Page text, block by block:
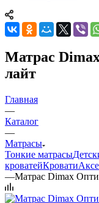
Матрас
лайт
Главная
—
Каталог
—
Матрасы
Тонкие матрасы
кроватейКровати
—Матрас Dimax